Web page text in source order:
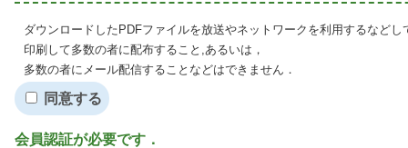
ダウンロードしたPDFファイルを放送やネットワークを利用するなど
印刷して多数の者に配布すること,あるいは，
多数の者にメール配信することなどはできません．
同意する
会員認証が必要です．